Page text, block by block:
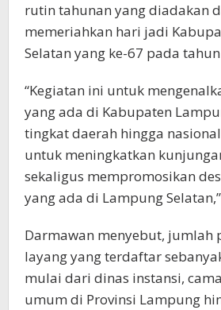
rutin tahunan yang diadakan
memeriahkan hari jadi
Selatan yang ke-67 pada
“Kegiatan ini untuk
yang ada di Kabupaten
tingkat daerah hingga
untuk meningkatkan
sekaligus mempromosikan
yang ada di Lampung
Darmawan menyebut, jumlah
layang yang terdaftar
mulai dari dinas instansi,
umum di Provinsi Lampung